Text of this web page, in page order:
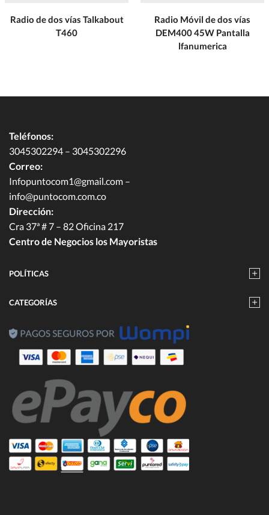
Radio de dos vías Talkabout
T460
Radio Móvil de dos vías
DEM400 45W Pantalla
lfanumerica
Teléfonos:
3045302294 – 3045302296
Correo:
Infopuntocom1@gmail.com –
info@puntocom.com.co
Dirección:
Cra 37ª # 7 – 82 Oficina 217
Centro de Negocios los Mayoristas
POLÍTICAS
CATEGORÍAS